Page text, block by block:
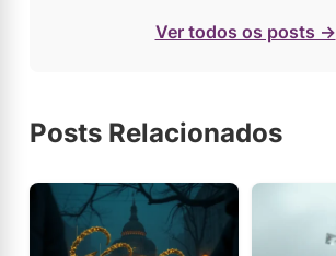
Ver todos os posts →
Posts Relacionados